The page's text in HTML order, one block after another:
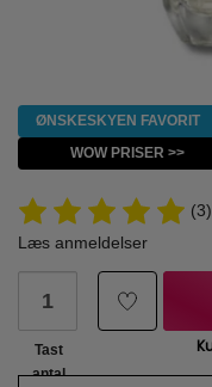
ØNSKESKYEN FAVORIT
WOW PRISER >>
(3)
Læs anmeldelser
Tast
antal